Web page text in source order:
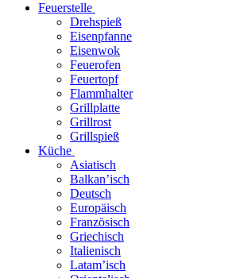
Feuerstelle
Drehspieß
Eisenpfanne
Eisenwok
Feuerofen
Feuertopf
Flammhalter
Grillplatte
Grillrost
Grillspieß
Küche
Asiatisch
Balkan’isch
Deutsch
Europäisch
Französisch
Griechisch
Italienisch
Latam’isch